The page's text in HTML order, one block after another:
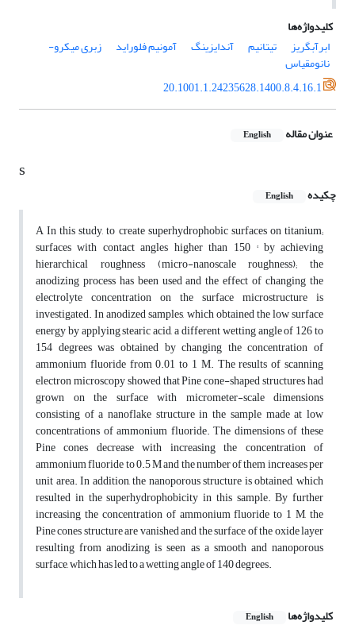
کلیدواژه‌ها
ابرآبگریز
تیتانیم آندایزینگ آمونیم فلوراید زبری میکرو-
نانومقیاس
20.1001.1.24235628.1400.8.4.16.1
عنوان مقاله English
s
چکیده English
A In this study, to create superhydrophobic surfaces on titanium;
surfaces with contact angles higher than 150 ° by achieving
hierarchical roughness (micro-nanoscale roughness); the
anodizing process has been used and the effect of changing the
electrolyte concentration on the surface microstructure is
investigated. In anodized samples, which obtained the low surface
energy by applying stearic acid, a different wetting angle of 126 to
154 degrees was obtained by changing the concentration of
ammonium fluoride from 0.01 to 1 M. The results of scanning
electron microscopy showed that Pine cone-shaped structures had
grown on the surface with micrometer-scale dimensions
consisting of a nanoflake structure in the sample made at low
concentrations of ammonium fluoride. The dimensions of these
Pine cones decrease with increasing the concentration of
ammonium fluoride to 0.5 M and the number of them increases per
unit area. In addition, the nanoporous structure is obtained, which
resulted in the superhydrophobicity in this sample. By further
increasing the concentration of ammonium fluoride to 1 M, the
Pine cones structure are vanished and the surface of the oxide layer
resulting from anodizing is seen as a smooth and nanoporous
surface, which has led to a wetting angle of 140 degrees.
کلیدواژه‌ها English